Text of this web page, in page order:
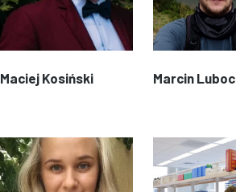
Maciej Kosiński Marcin